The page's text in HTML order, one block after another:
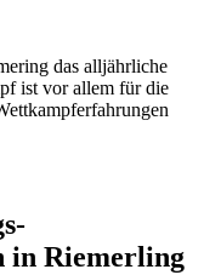
das alljährliche
ist vor allem für die
in Riemerling